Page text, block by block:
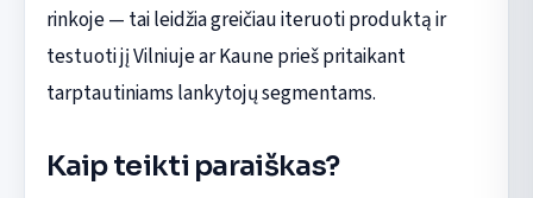
rinkoje — tai leidžia greičiau iteruoti produktą ir
testuoti jį Vilniuje ar Kaune prieš pritaikant
tarptautiniams lankytojų segmentams.
Kaip teikti paraiškas?